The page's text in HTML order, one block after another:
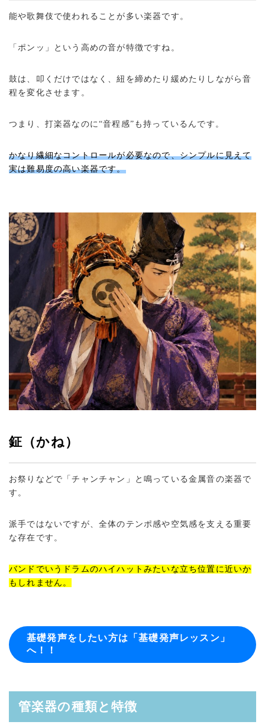
能や歌舞伎で使われることが多い楽器です。
「ポンッ」という高めの音が特徴ですね。
鼓は、叩くだけではなく、紐を締めたり緩めたりしながら音
程を変化させます。
つまり、打楽器なのに“音程感”も持っているんです。
かなり繊細なコントロールが必要なので、シンプルに見えて
実は難易度の高い楽器です。
鉦（かね）
お祭りなどで「チャンチャン」と鳴っている金属音の楽器で
す。
派手ではないですが、全体のテンポ感や空気感を支える重要
な存在です。
バンドでいうドラムのハイハットみたいな立ち位置に近いか
もしれません。
基礎発声をしたい方は「基礎発声レッスン」
へ！！
管楽器の種類と特徴